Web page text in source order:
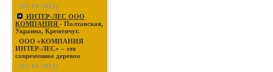
(03-19-2021)
ИНТЕР-ЛЕС ООО
КОМПАНИЯ - Полтавская,
Украина, Кременчуг.
ООО «КОМПАНИЯ
ИНТЕР-ЛЕС» – это
современное деревоо
(03-19-2021)